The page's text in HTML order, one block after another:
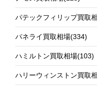
パテックフィリップ買取
パネライ買取相場(334)
ハミルトン買取相場(103)
ハリーウィンストン買取